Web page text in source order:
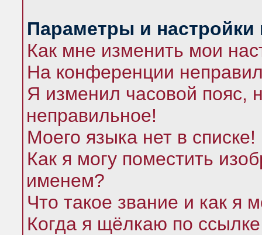
Параметры и настройки
Как мне изменить мои
На конференции
Я изменил часовой пояс,
неправильное!
Моего языка нет в списке!
Как я могу поместить
именем?
Что такое звание и как я
Когда я щёлкаю по